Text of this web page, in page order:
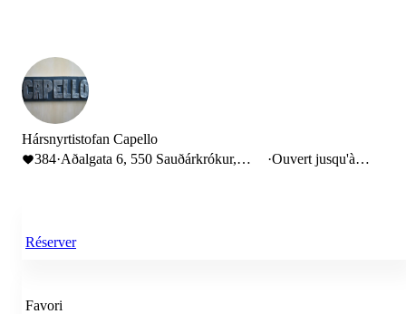
Hársnyrtistofan Capello
384·Aðalgata 6, 550 Sauðárkrókur,
·Ouvert jusqu'à
Réserver
Favori